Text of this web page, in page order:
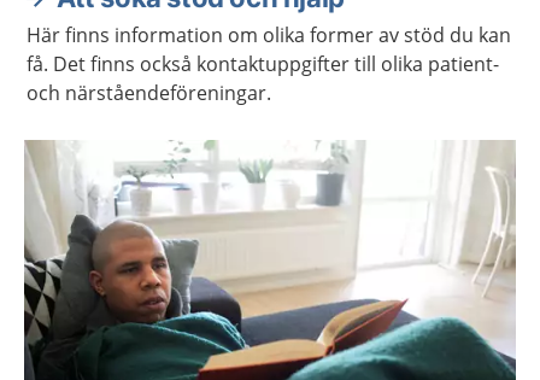
Här finns information om olika former av stöd du kan
få. Det finns också kontaktuppgifter till olika patient-
och närståendeföreningar.